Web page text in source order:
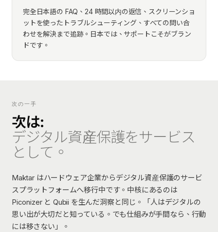
完全日本語の FAQ、24 時間以内の返信、スクリーンショ
ットを使ったトラブルシューティング、すべての問い合
わせを解決まで追跡。日本では、サポートこそがブラン
ドです。
次の一手
次は:
デジタル資産保護をサービス
として。
Maktar はハードウェア企業からデジタル資産保護のサービ
スプラットフォームへ移行中です。中核にあるのは
Piconizer と Qubii を生んだ洞察と同じ。「人はデジタルの
思い出が大切だと知っている。でも仕組みが手間なら、行動
には移さない」。